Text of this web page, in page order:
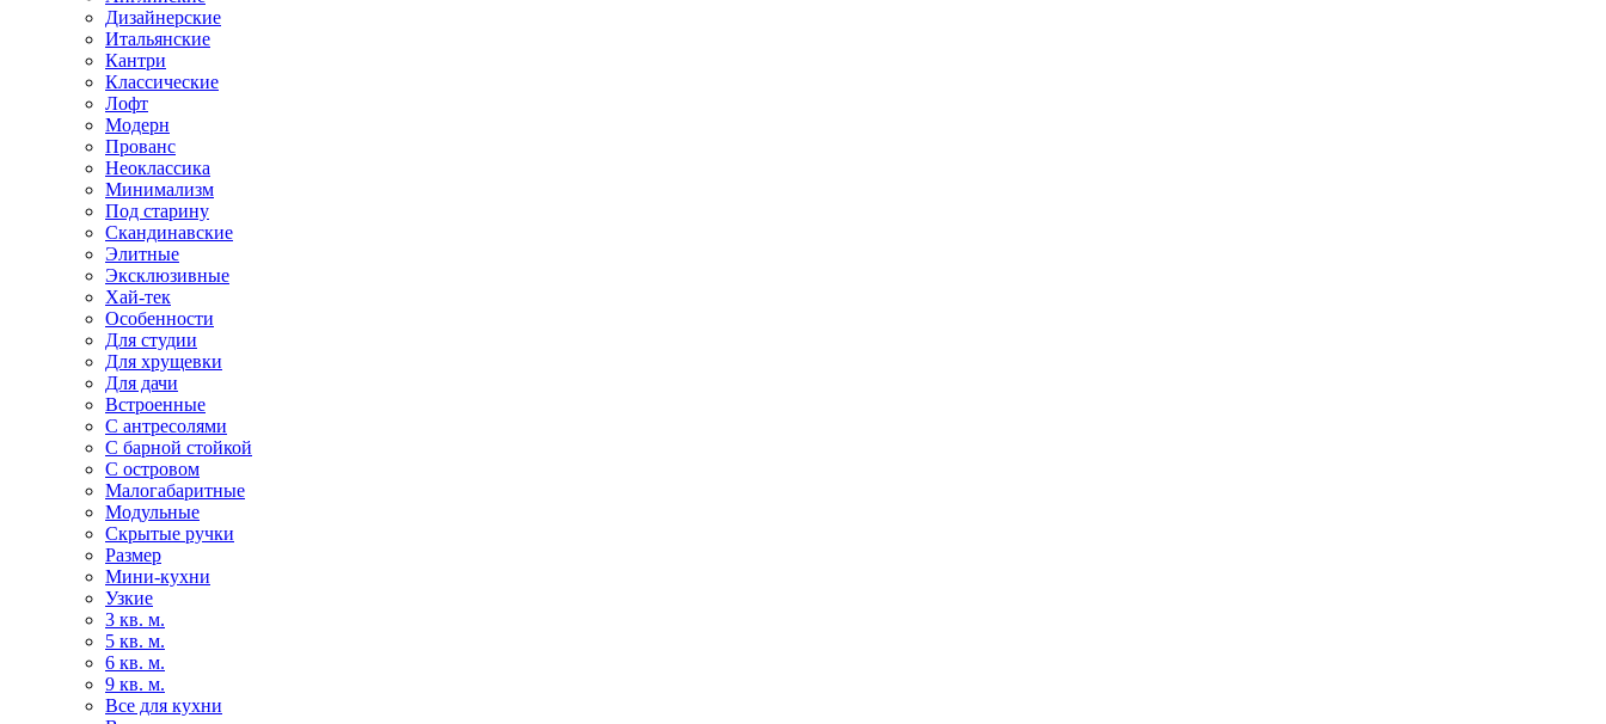
Дизайнерские
Итальянские
Кантри
Классические
Лофт
Модерн
Прованс
Неоклассика
Минимализм
Под старину
Скандинавские
Элитные
Эксклюзивные
Хай-тек
Особенности
Для студии
Для хрущевки
Для дачи
Встроенные
С антресолями
С барной стойкой
С островом
Малогабаритные
Модульные
Скрытые ручки
Размер
Мини-кухни
Узкие
3 кв. м.
5 кв. м.
6 кв. м.
9 кв. м.
Все для кухни